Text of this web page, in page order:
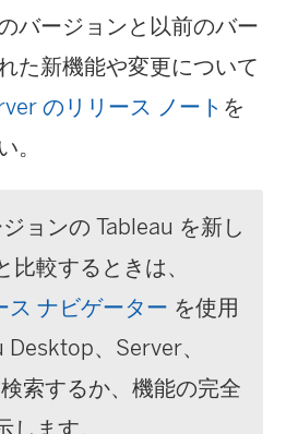
バージョンと以前のバー
た新機能や変更について
のリリース ノート を
。
ョンの Tableau を新し
比較するときは、
ス ナビゲーター を使用
Desktop、Server、
索するか、機能の完全
します。